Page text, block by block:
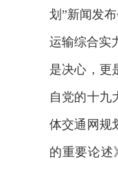
划”新闻发
运输综合实
是决心，更
自党的十九
体交通网规
的重要论述